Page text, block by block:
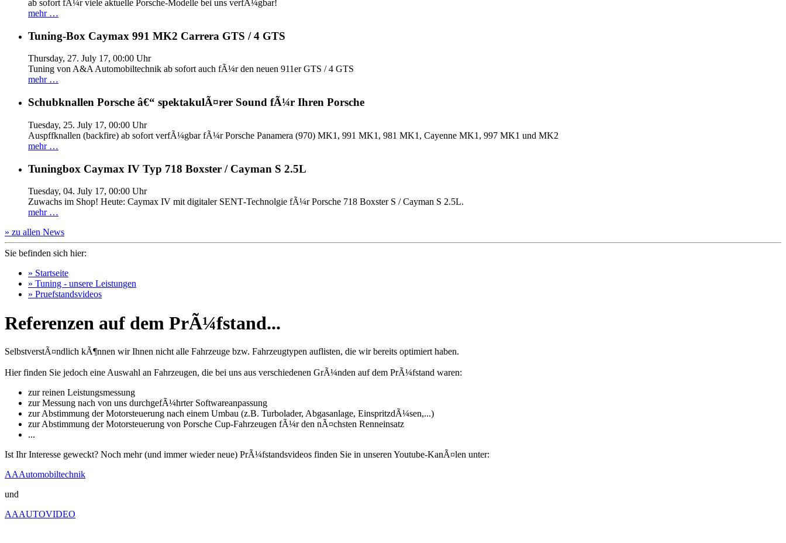
ab sofort fÃ¼r viele aktuelle Porsche-Modelle bei uns verfÃ¼gbar!
mehr …
Tuning-Box Caymax 991 MK2 Carrera GTS / 4 GTS
Thursday, 27. July 17, 00:00 Uhr
Tuning von A&A Automobiltechnik ab sofort auch fÃ¼r den neuen 911er GTS / 4 GTS
mehr …
Schubknallen Porsche â€“ spektakulÃ¤rer Sound fÃ¼r Ihren Porsche
Tuesday, 25. July 17, 00:00 Uhr
Auspffknallen (backfire) ab sofort verfÃ¼gbar fÃ¼r Porsche Panamera (970) MK1, 991 MK1, 981 MK1, Cayenne MK1, 997 MK1 und MK2
mehr …
Tuningbox Caymax IV Typ 718 Boxster / Cayman S 2.5L
Tuesday, 04. July 17, 00:00 Uhr
Zuwachs im Shop! Heute: Caymax IV mit digitaler SENT‐Technolgie fÃ¼r Porsche 718 Boxster S / Cayman S 2.5L.
mehr …
» zu allen News
Sie befinden sich hier:
» Startseite
» Tuning - unsere Leistungen
» Pruefstandsvideos
Referenzen auf dem PrÃ¼fstand...
SelbstverstÃ¤ndlich kÃ¶nnen wir Ihnen nicht alle Fahrzeuge bzw. Fahrzeugtypen auflisten, die wir bereits optimiert haben.
Hier finden Sie jedoch eine Auswahl an Fahrzeugen, die bei uns aus verschiedenen GrÃ¼nden auf dem PrÃ¼fstand waren:
zur reinen Leistungsmessung
zur Messung nach von uns durchgefÃ¼hrter Softwareanpassung
zur Abstimmung der Motorsteuerung nach einem Umbau (z.B. Turbolader, Abgasanlage, EinspritzdÃ¼sen,...)
zur Abstimmung der Motorsteuerung von Porsche Cup-Fahrzeugen fÃ¼r den nÃ¤chsten Renneinsatz
...
Ist Ihr Interesse geweckt? Noch mehr (und immer wieder neue) PrÃ¼fstandsvideos finden Sie in unseren Youtube-KanÃ¤len unter:
AAAutomobiltechnik
und
AAAUTOVIDEO